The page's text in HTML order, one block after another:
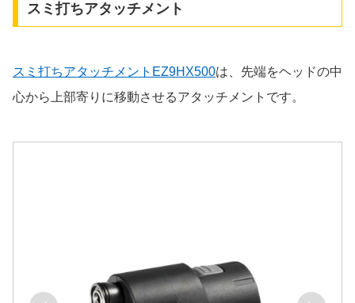
スミ打ちアタッチメント
スミ打ちアタッチメントEZ9HX500は、先端をヘッドの中
心から上部寄りに移動させるアタッチメントです。